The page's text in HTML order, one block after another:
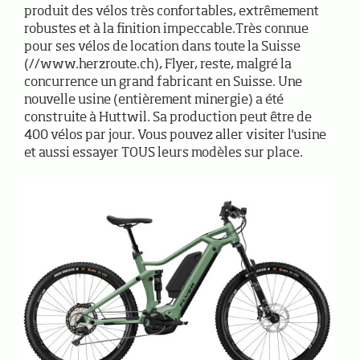
produit des vélos très confortables, extrêmement
robustes et à la finition impeccable.Très connue
pour ses vélos de location dans toute la Suisse
(//www.herzroute.ch), Flyer, reste, malgré la
concurrence un grand fabricant en Suisse. Une
nouvelle usine (entièrement minergie) a été
construite à Huttwil. Sa production peut être de
400 vélos par jour. Vous pouvez aller visiter l'usine
et aussi essayer TOUS leurs modèles sur place.